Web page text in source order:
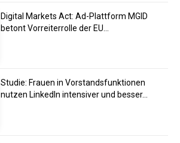
Digital Markets Act: Ad-Plattform MGID
betont Vorreiterrolle der EU...
Studie: Frauen in Vorstandsfunktionen
nutzen LinkedIn intensiver und besser...